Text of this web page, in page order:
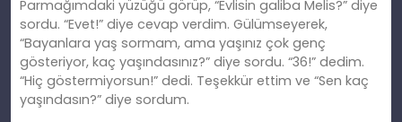
Parmağımdaki yüzüğü görüp, “Evlisin galiba Melis?” diye
sordu. “Evet!” diye cevap verdim. Gülümseyerek,
“Bayanlara yaş sormam, ama yaşınız çok genç
gösteriyor, kaç yaşındasınız?” diye sordu. “36!” dedim.
“Hiç göstermiyorsun!” dedi. Teşekkür ettim ve “Sen kaç
yaşındasın?” diye sordum.